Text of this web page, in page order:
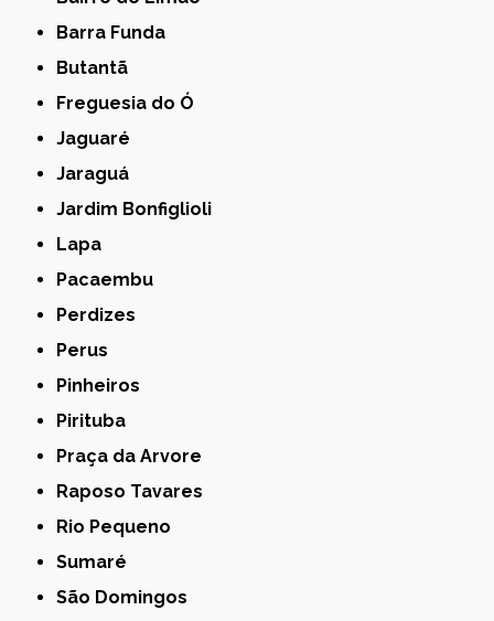
Barra Funda
Butantã
Freguesia do Ó
Jaguaré
Jaraguá
Jardim Bonfiglioli
Lapa
Pacaembu
Perdizes
Perus
Pinheiros
Pirituba
Praça da Arvore
Raposo Tavares
Rio Pequeno
Sumaré
São Domingos